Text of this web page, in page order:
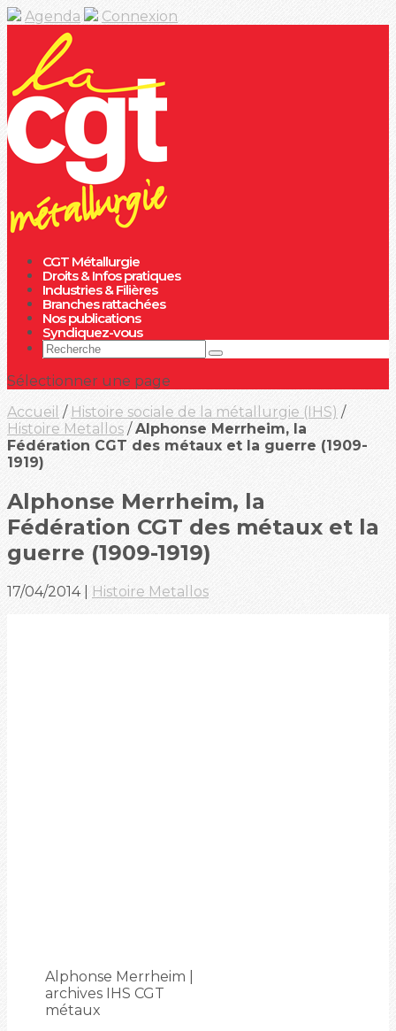
Agenda Connexion
CGT Métallurgie
Droits & Infos pratiques
Industries & Filières
Branches rattachées
Nos publications
Syndiquez-vous
Sélectionner une page
Accueil / Histoire sociale de la métallurgie (IHS) /
Histoire Metallos /Alphonse Merrheim, la
Fédération CGT des métaux et la guerre (1909-
1919)
Alphonse Merrheim, la
Fédération CGT des métaux et la
guerre (1909-1919)
17/04/2014| Histoire Metallos
Alphonse Merrheim |
archives IHS CGT
métaux